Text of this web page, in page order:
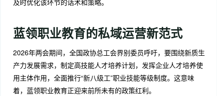
蓝领职业教育的私域运营新范式
2026年两会期间，全国政协总工会界别委员呼吁，要围绕新质生
产力发展需求，制定高技能人才培养计划，发挥企业人才培养使
用主体作用，全面推行“新八级工”职业技能等级制度。 这意味
着，蓝领职业教育正迎来前所未有的政策红利。